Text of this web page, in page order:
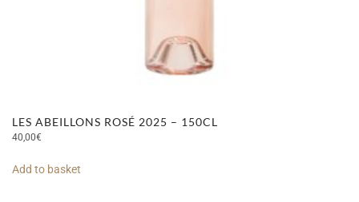
LES ABEILLONS ROSÉ 2025 – 150CL
40,00€
Add to basket